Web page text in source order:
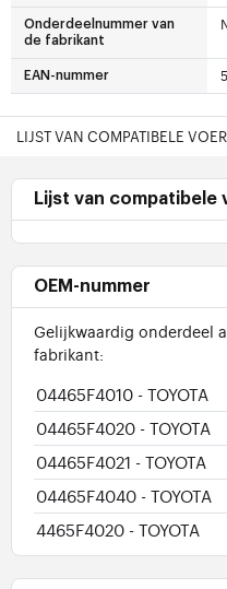
Onderdeelnummer van
de fabrikant
EAN-nummer
LIJST VAN COMPATIBELE
Lijst van compatibele
OEM-nummer
Gelijkwaardig onderdeel
fabrikant:
04465F4010 - TOYOTA
04465F4020 - TOYOTA
04465F4021 - TOYOTA
04465F4040 - TOYOTA
4465F4020 - TOYOTA